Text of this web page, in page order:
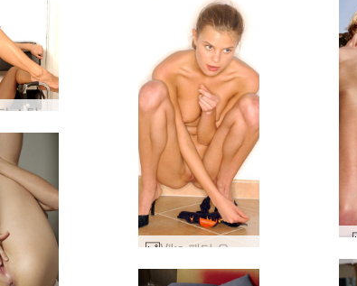
Vika 팬티 온 파이어 #256
헨리에타 스틸 및 가죽 #68